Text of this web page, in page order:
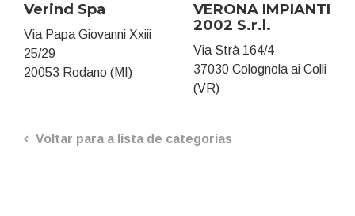
Verind Spa
Via Papa Giovanni Xxiii
25/29
20053 Rodano (MI)
VERONA IMPIANTI
2002 S.r.l.
Via Strà 164/4
37030 Colognola ai Colli
(VR)
Voltar para a lista de categorias